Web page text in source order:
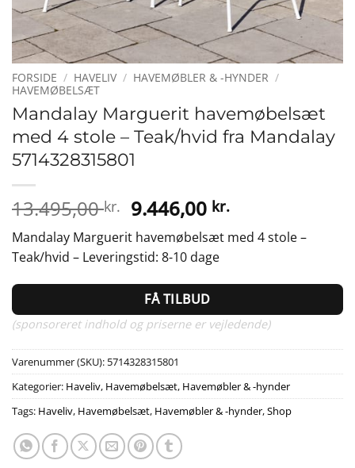
FORSIDE / HAVELIV / HAVEMØBLER & -HYNDER /
HAVEMØBELSÆT
Mandalay Marguerit havemøbelsæt
med 4 stole – Teak/hvid fra Mandalay
5714328315801
13.495,00kr. Den
oprindelige
pris
var:
13.495,00 kr..
9.446,00 kr.Den
aktuelle
pris
9.446,00 kr..
Mandalay Marguerit havemøbelsæt med 4 stole –
Teak/hvid – Leveringstid: 8-10 dage
FÅ TILBUD
(sponsoreret indhold og priserne er vejledende)
Varenummer (SKU): 5714328315801
Kategorier: Haveliv, Havemøbelsæt, Havemøbler & -hynder
Tags: Haveliv, Havemøbelsæt, Havemøbler & -hynder,Shop